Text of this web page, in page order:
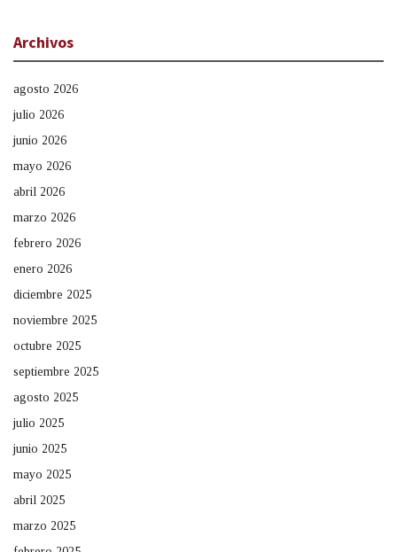
Archivos
agosto 2026
julio 2026
junio 2026
mayo 2026
abril 2026
marzo 2026
febrero 2026
enero 2026
diciembre 2025
noviembre 2025
octubre 2025
septiembre 2025
agosto 2025
julio 2025
junio 2025
mayo 2025
abril 2025
marzo 2025